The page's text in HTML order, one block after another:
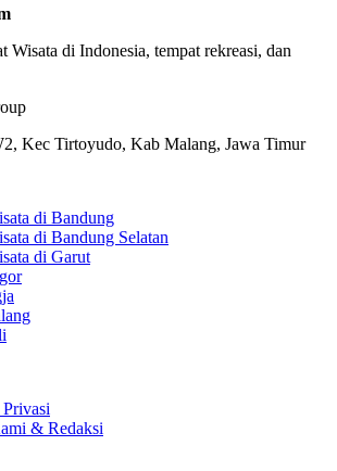
Wisata di Indonesia, tempat rekreasi, dan
Kec Tirtoyudo, Kab Malang, Jawa Timur
di Bandung
di Bandung Selatan
di Garut
& Redaksi